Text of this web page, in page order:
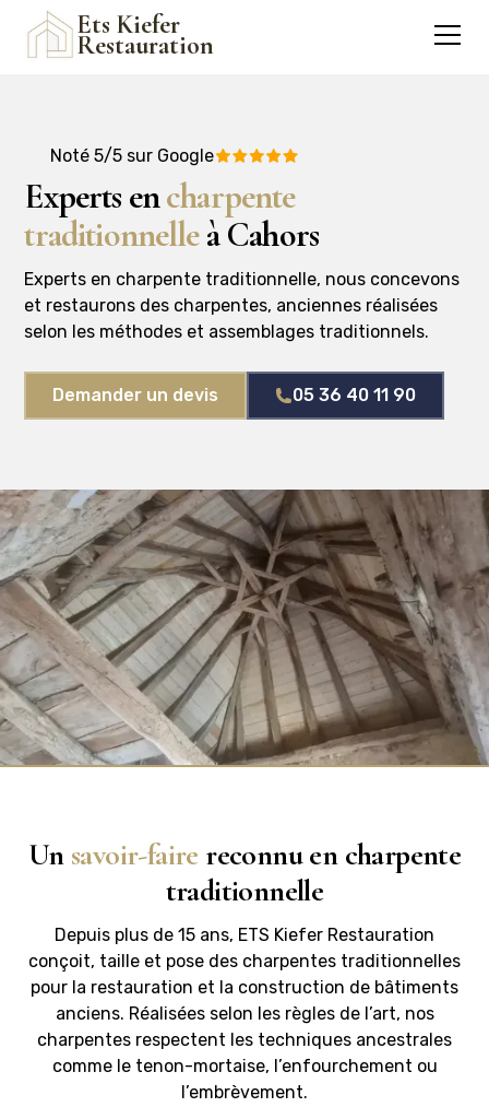
Ets Kiefer
Restauration
Noté 5/5 sur Google
Experts encharpente
traditionnelleà Cahors
Experts en charpente traditionnelle, nous concevons
et restaurons des charpentes, anciennes réalisées
selon les méthodes et assemblages traditionnels.
Demander un devis 05 36 40 11 90
Un savoir-faire reconnu en charpente
traditionnelle
Depuis plus de 15 ans, ETS Kiefer Restauration
conçoit, taille et pose des charpentes traditionnelles
pour la restauration et la construction de bâtiments
anciens. Réalisées selon les règles de l’art, nos
charpentes respectent les techniques ancestrales
comme le tenon-mortaise, l’enfourchement ou
l’embrèvement.